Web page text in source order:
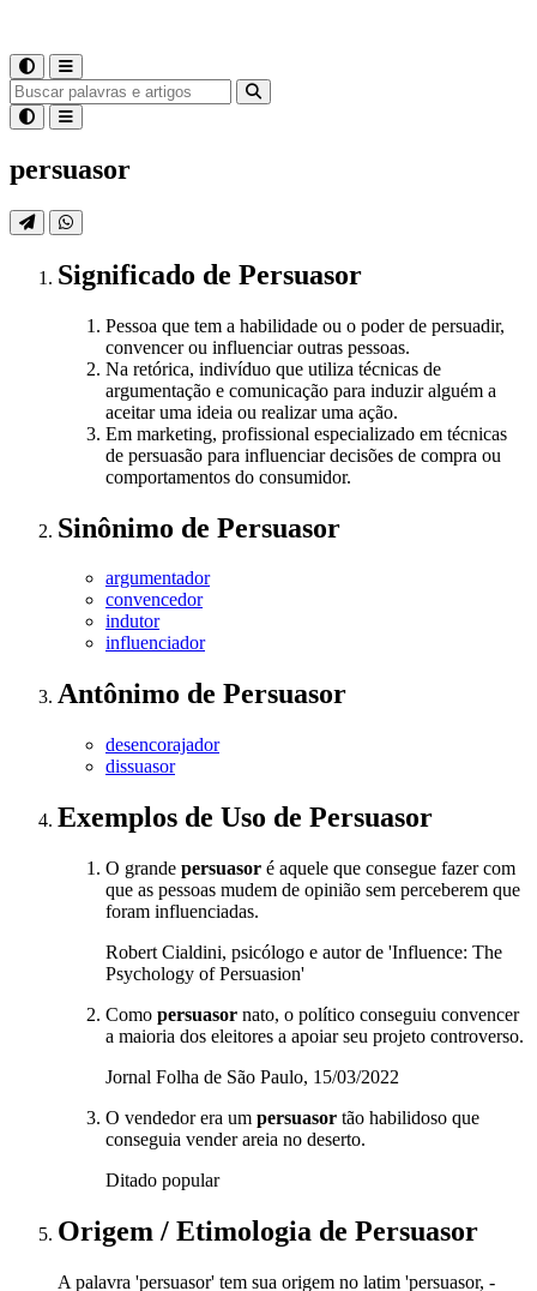
persuasor
Significado de Persuasor
Pessoa que tem a habilidade ou o poder de persuadir,
convencer ou influenciar outras pessoas.
Na retórica, indivíduo que utiliza técnicas de
argumentação e comunicação para induzir alguém a
aceitar uma ideia ou realizar uma ação.
Em marketing, profissional especializado em técnicas
de persuasão para influenciar decisões de compra ou
comportamentos do consumidor.
Sinônimo de Persuasor
argumentador
convencedor
indutor
influenciador
Antônimo de Persuasor
desencorajador
dissuasor
Exemplos de Uso de Persuasor
O grande persuasor é aquele que consegue fazer com
que as pessoas mudem de opinião sem perceberem que
foram influenciadas.
Robert Cialdini, psicólogo e autor de 'Influence: The
Psychology of Persuasion'
Como persuasor nato, o político conseguiu convencer
a maioria dos eleitores a apoiar seu projeto controverso.
Jornal Folha de São Paulo, 15/03/2022
O vendedor era um persuasor tão habilidoso que
conseguia vender areia no deserto.
Ditado popular
Origem / Etimologia de Persuasor
A palavra 'persuasor' tem sua origem no latim 'persuasor, -